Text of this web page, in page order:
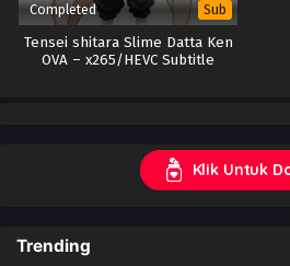
Completed Sub
Tensei shitara Slime Datta Ken
OVA – x265/HEVC Subtitle
Klik Untuk
Trending